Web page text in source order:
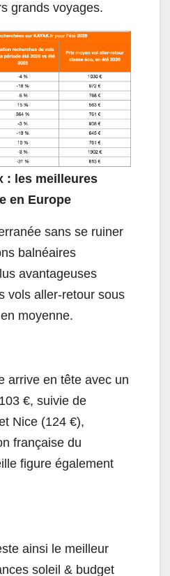
grands voyages.
: les meilleures
en Europe
sans se ruiner
balnéaires
avantageuses
vols aller-retour sous
moyenne.
arrive en tête avec un
€, suivie de
Nice (124 €),
française du
figure également
ainsi le meilleur
soleil & budget